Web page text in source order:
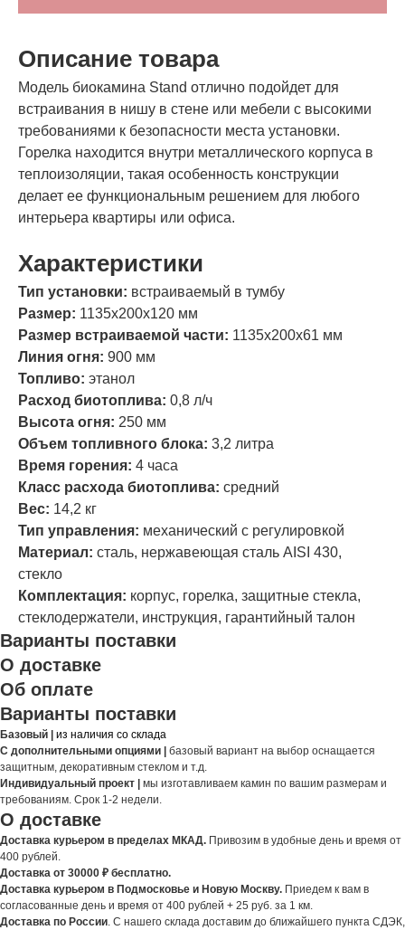
Описание товара
Модель биокамина Stand отлично подойдет для
встраивания в нишу в стене или мебели с высокими
требованиями к безопасности места установки.
Горелка находится внутри металлического корпуса в
теплоизоляции, такая особенность конструкции
делает ее функциональным решением для любого
интерьера квартиры или офиса.
Характеристики
Тип установки: встраиваемый в тумбу
Размер: 1135х200х120 мм
Размер встраиваемой части: 1135х200х61 мм
Линия огня: 900 мм
Топливо: этанол
Расход биотоплива: 0,8 л/ч
Высота огня: 250 мм
Объем топливного блока: 3,2 литра
Время горения: 4 часа
Класс расхода биотоплива: средний
Вес: 14,2 кг
Тип управления: механический с регулировкой
Материал: сталь, нержавеющая сталь AISI 430,
стекло
Комплектация: корпус, горелка, защитные стекла,
стеклодержатели, инструкция, гарантийный талон
Варианты поставки
О доставке
Об оплате
Варианты поставки
Базовый | из наличия со склада
С дополнительными опциями | базовый вариант на выбор оснащается
защитным, декоративным стеклом и т.д.
Индивидуальный проект | мы изготавливаем камин по вашим размерам и
требованиям. Срок 1-2 недели.
О доставке
Доставка курьером в пределах МКАД. Привозим в удобные день и время от
400 рублей.
Доставка от 30000 ₽ бесплатно.
Доставка курьером в Подмосковье и Новую Москву. Приедем к вам в
согласованные день и время от 400 рублей + 25 руб. за 1 км.
Доставка по России. С нашего склада доставим до ближайшего пункта СДЭК,